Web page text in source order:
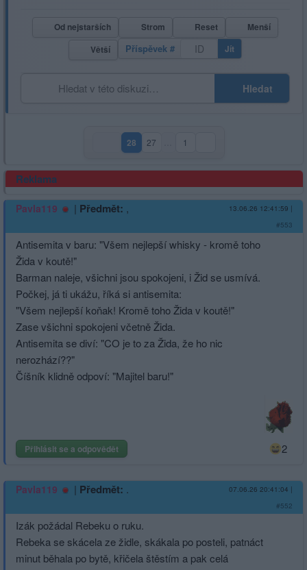
Od nejstarších Strom Reset
Menší
Větší
Příspěvek # Jít
Hledat
28(aktuální strana)
27 1
Reklama
Pavla119 | Předmět: , 13.06.26 12:41:59 |
#553
Antisemita v baru: "Všem nejlepší whisky - kromě toho
Žida v koutě!"
Barman naleje, všichni jsou spokojeni, i Žid se usmívá.
Počkej, já ti ukážu, říká si antisemita:
"Všem nejlepší koňak! Kromě toho Žida v koutě!"
Zase všichni spokojeni včetně Žida.
Antisemita se diví: "CO je to za Žida, že ho nic
nerozhází??"
Číšník klidně odpoví: "Majitel baru!"
Přihlásit se a odpovědět 2
Pavla119 | Předmět: . 07.06.26 20:41:04 |
#552
Izák požádal Rebeku o ruku.
Rebeka se skácela ze židle, skákala po posteli, patnáct
minut běhala po bytě, křičela štěstím a pak celá